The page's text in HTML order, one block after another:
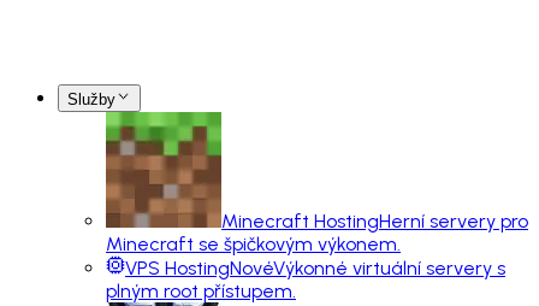
Služby
Minecraft HostingHerní servery pro
Minecraft se špičkovým výkonem.
VPS HostingNovéVýkonné virtuální servery s
plným root přístupem.